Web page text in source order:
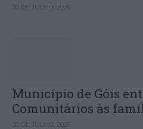
30 DE JULHO, 2026
Município de Góis
Comunitários às
30 DE JULHO, 2026